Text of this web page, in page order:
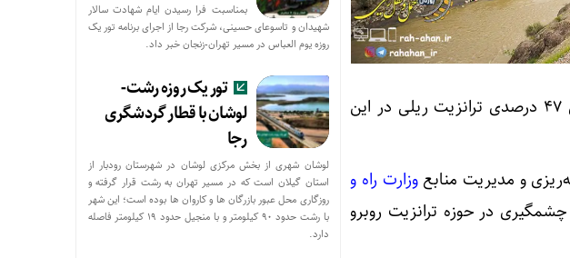
عملکرد بخش ریلی کشور در پنج ماهه نخست سال ۱۴۰۳ از افزایش ۴۷ درصدی ترانزیت ریلی در این
و مدیریت منابعوزارت راه و
در پنج ماهه نخست سال ۱۴۰۳ با رشد چشمگیری در حوزه ترانزیت روبرو
بمناسبت فرا رسیدن ایام شهادت سالار
شهیدان و تاسوعای حسینی، شرکت رجا از اجرای برنامه تور یک
روزه یوم العباس در مسیر تهران-زنجان خبر داد.
تور یک روزه رشت-
لوشان با قطار گردشگری
رجا
لوشان شهری از بخش مرکزی لوشان در شهرستان رودبار از
استان گیلان است که در مسیر تهران به رشت قرار گرفته و
روزگاری محل عبور بازرگان ها و کاروان ها بوده است؛ این شهر
با رشت حدود ۹۰ کیلومتر و با منجیل حدود ۱۹ کیلومتر فاصله
دارد.